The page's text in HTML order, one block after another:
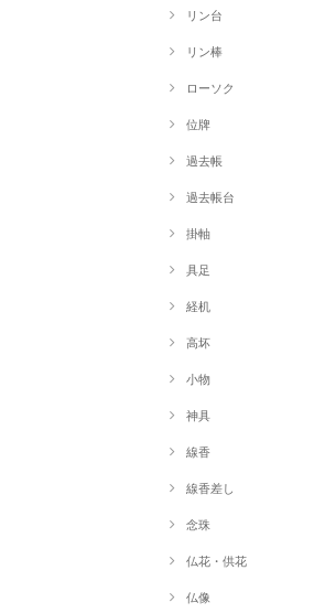
リン台
リン棒
ローソク
位牌
過去帳
過去帳台
掛軸
具足
経机
高坏
小物
神具
線香
線香差し
念珠
仏花・供花
仏像